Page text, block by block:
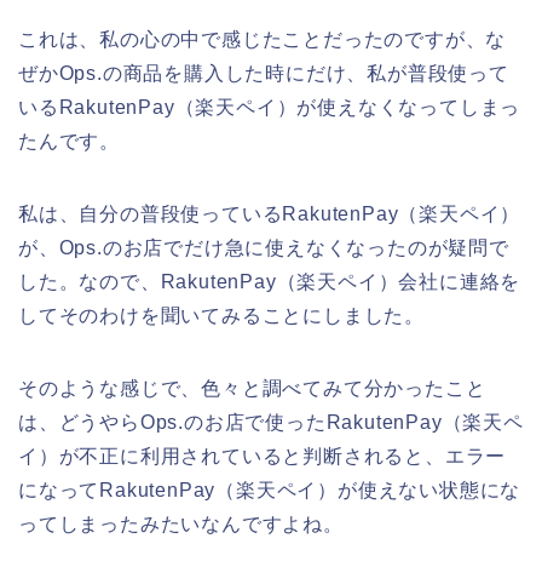
これは、私の心の中で感じたことだったのですが、な
ぜかOps.の商品を購入した時にだけ、私が普段使って
いるRakutenPay（楽天ペイ）が使えなくなってしまっ
たんです。
私は、自分の普段使っているRakutenPay（楽天ペイ）
が、Ops.のお店でだけ急に使えなくなったのが疑問で
した。なので、RakutenPay（楽天ペイ）会社に連絡を
してそのわけを聞いてみることにしました。
そのような感じで、色々と調べてみて分かったこと
は、どうやらOps.のお店で使ったRakutenPay（楽天ペ
イ）が不正に利用されていると判断されると、エラー
になってRakutenPay（楽天ペイ）が使えない状態にな
ってしまったみたいなんですよね。